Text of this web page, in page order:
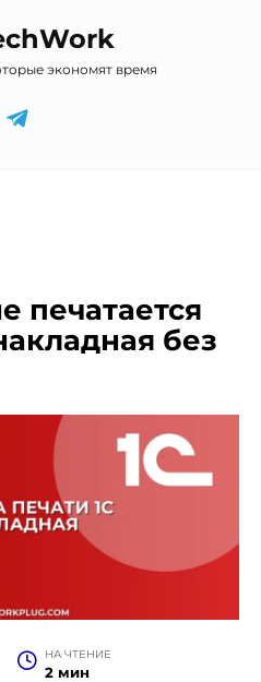
экономят время
печатается
без
НА ЧТЕНИЕ
2 мин